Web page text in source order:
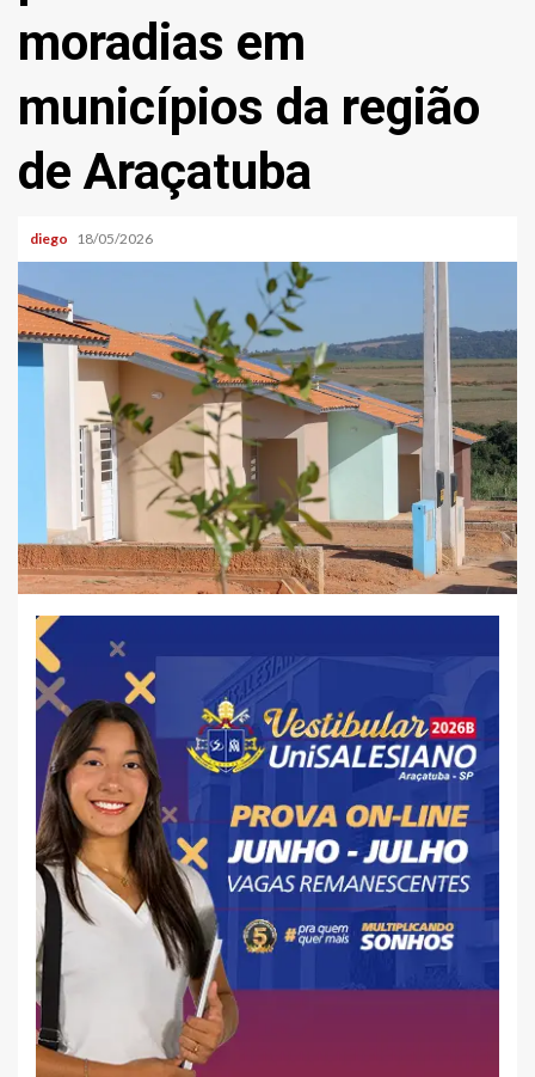
moradias em
municípios da região
de Araçatuba
diego 18/05/2026